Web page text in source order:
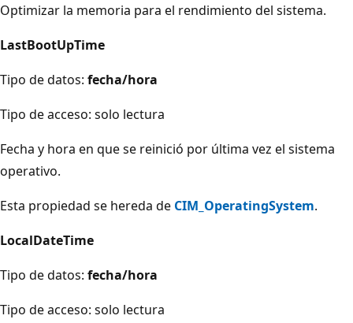
Optimizar la memoria para el rendimiento del sistema.
LastBootUpTime
Tipo de datos: fecha/hora
Tipo de acceso: solo lectura
Fecha y hora en que se reinició por última vez el sistema
operativo.
Esta propiedad se hereda de CIM_OperatingSystem.
LocalDateTime
Tipo de datos: fecha/hora
Tipo de acceso: solo lectura